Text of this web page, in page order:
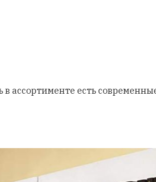
ассортименте есть